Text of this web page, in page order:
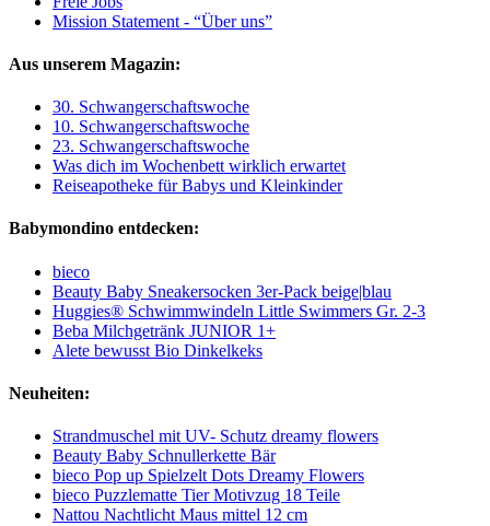
Mission Statement - “Über uns”
Aus unserem Magazin:
30. Schwangerschaftswoche
10. Schwangerschaftswoche
23. Schwangerschaftswoche
Was dich im Wochenbett wirklich erwartet
Reiseapotheke für Babys und Kleinkinder
Babymondino entdecken:
bieco
Beauty Baby Sneakersocken 3er-Pack beige|blau
Huggies® Schwimmwindeln Little Swimmers Gr. 2-3
Beba Milchgetränk JUNIOR 1+
Alete bewusst Bio Dinkelkeks
Neuheiten:
Strandmuschel mit UV- Schutz dreamy flowers
Beauty Baby Schnullerkette Bär
bieco Pop up Spielzelt Dots Dreamy Flowers
bieco Puzzlematte Tier Motivzug 18 Teile
Nattou Nachtlicht Maus mittel 12 cm